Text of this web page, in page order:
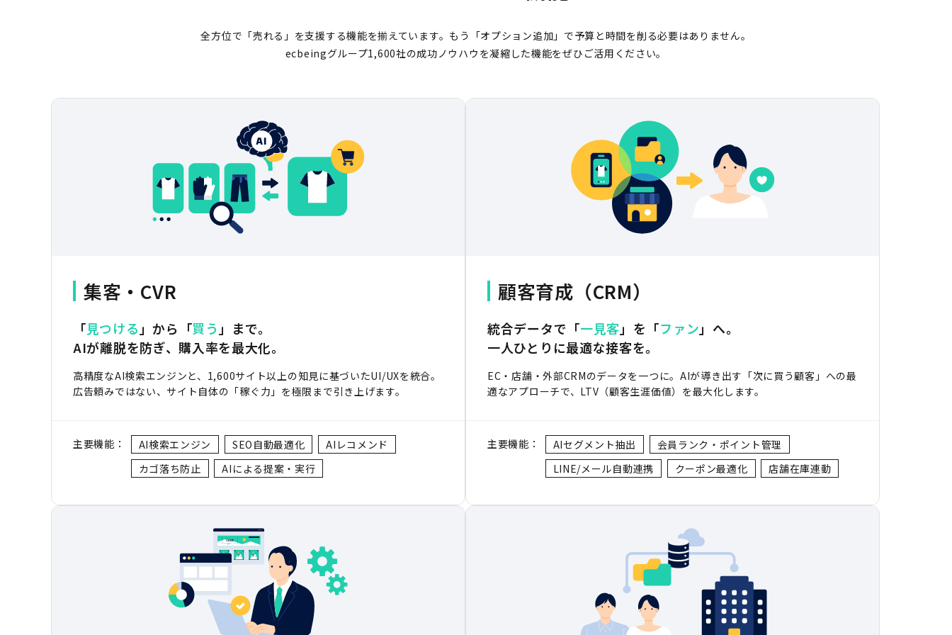
全方位で「売れる」を支援する機能を揃えています。もう「オプション追加」で予算と時間を削る必要はありません。
ecbeingグループ1,600社の成功ノウハウを凝縮した機能をぜひご活用ください。
集客・CVR
「見つける 」から「買う 」まで。
AIが離脱を防ぎ、購入率を最大化。
高精度なAI検索エンジンと、1,600サイト以上の知見に基づいたUI/UXを統合。
広告頼みではない、サイト自体の「稼ぐ力」を極限まで引き上げます。
主要機能： AI検索エンジン SEO自動最適化
AIレコメンド
カゴ落ち防止
AIによる提案・実行
顧客育成（CRM）
統合データで「一見客」を「ファン」へ。
一人ひとりに最適な接客を。
EC・店舗・外部CRMのデータを一つに。AIが導き出す「次に買う顧客」への最
適なアプローチで、LTV（顧客生涯価値）を最大化します。
主要機能： AIセグメント抽出
会員ランク・ポイント管理
LINE/メール自動連携
クーポン最適化 店舗在庫連動